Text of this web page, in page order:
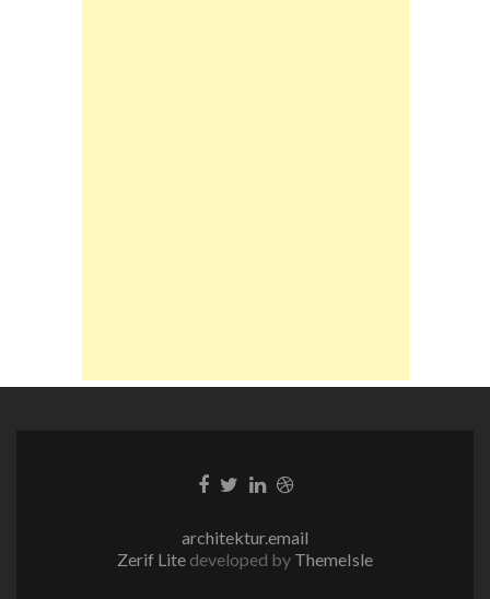
Facebook-
Twitter-
LinkedIn-
Dribble-
architektur.email
Zerif Lite developed by ThemeIsle